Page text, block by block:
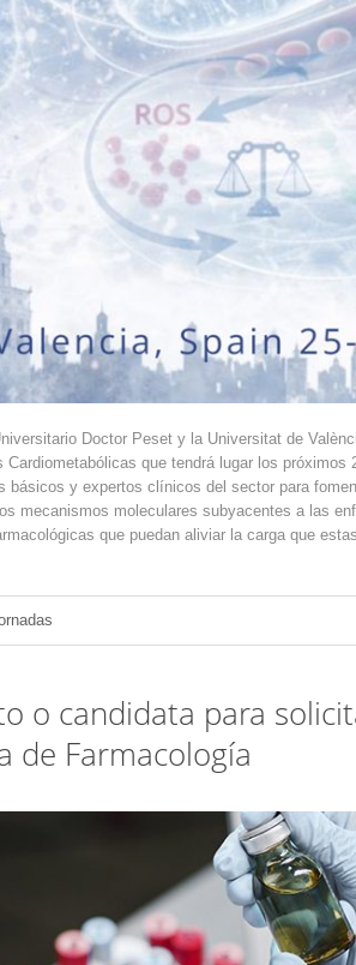
Doctor Peset y la Universitat de
que tendrá lugar los
básicos y expertos clínicos del sector para
mecanismos moleculares subyacentes a las
que puedan aliviar la carga que
o candidata para
de Farmacología